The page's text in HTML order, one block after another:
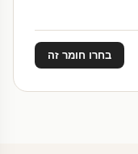
בחרו חומר זה